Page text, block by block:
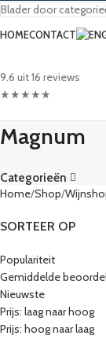
Blader door
HOMECONTACT
9.6 uit 16 reviews
★★★★★
Magnum
Categorieën
Home Shop
SORTEER OP
Populariteit
Gemiddelde
Nieuwste
Prijs: laag naar hoog
Prijs: hoog naar laag